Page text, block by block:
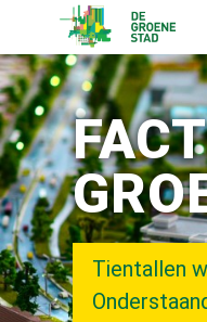
Tientallen